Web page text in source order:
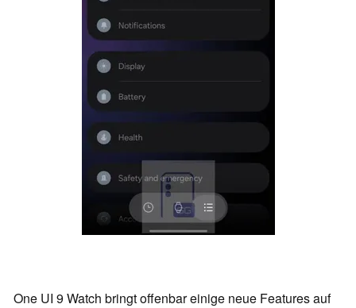
One UI 9 Watch bringt offenbar einige neue Features auf